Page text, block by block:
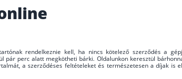
rendelkeznie kell, ha nincs kötelező szerződés a
perc alatt megkötheti bárki. Oldalunkon keresztül
a szerződéses feltételeket és természetesen a díjak is